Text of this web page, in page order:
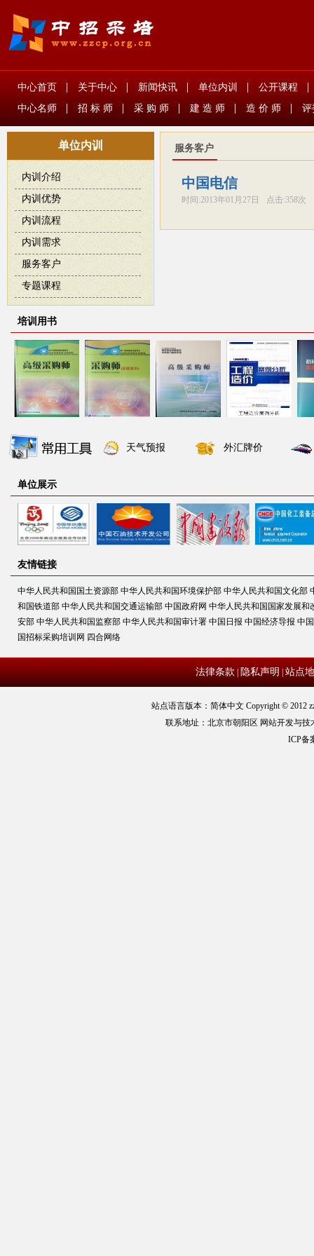
中心首页 关于中心 新闻快讯 单位内训
公开课程
中心名师
招 标 师 采 购 师 建 造 师 造 价 师 评
单位内训
内训介绍
内训优势
内训流程
内训需求
服务客户
专题课程
服务客户
中国电信
时间:2013年01月27日 点击:358次
培训用书
天气预报 外汇牌价
单位展示
友情链接
中华人民共和国国土资源部 中华人民共和国环境保护部 中华人民共和国文化部
和国铁道部 中华人民共和国交通运输部 中国政府网 中华人民共和国国家发展和
安部 中华人民共和国监察部 中华人民共和国审计署 中国日报 中国经济导报 中
国招标采购培训网 四合网络
法律条款 隐私声明 站点
站点语言版本：简体中文 Copyright © 2012
联系地址：北京市朝阳区 网站开发与技
ICP备